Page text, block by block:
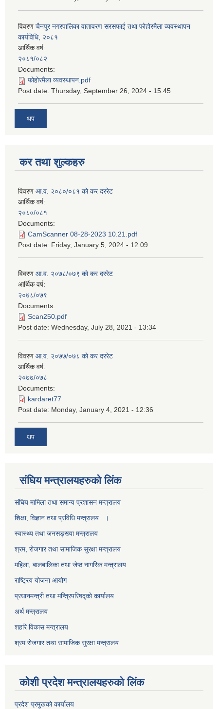
विवरण चैनपुर नगरपालिका वातावरण सरसफाई तथा फोहोरमैला व्यवस्थापन
कार्यविधि, २०८१
आर्थिक वर्ष:
२०८१/०८२
Documents:
फोहोरमैला व्यवस्थापन.pdf
Post date: Thursday, September 26, 2024 - 15:45
थप
कर तथा शुल्कहरु
विवरण आ.व. २०८०/०८१ को कर दररेट
आर्थिक वर्ष:
२०८०/०८१
Documents:
CamScanner 08-28-2023 10.21.pdf
Post date: Friday, January 5, 2024 - 12:09
विवरण आ.व. २०७८/०७९ को कर दररेट
आर्थिक वर्ष:
२०७८/०७९
Documents:
Scan250.pdf
Post date: Wednesday, July 28, 2021 - 13:34
विवरण आ.व. २०७७/०७८ को कर दररेट
आर्थिक वर्ष:
२०७७/०७८
Documents:
kardaret77
Post date: Monday, January 4, 2021 - 12:36
थप
स‌ंघिय मन्त्रालयहरुको लिंक
स‌ंघिय मामिला तथा समान्य प्रशासन मन्त्रालय
शिक्षा, विज्ञान तथा प्रविधि मन्त्रालय ।
स्वास्थ्य तथा जनसङ्ख्या मन्त्रालय
श्रम, रोजगार तथा सामाजिक सुरक्षा मन्त्रालय
महिला, बालबालिका तथा जेष्ठ नागरिक मन्त्रालय
राष्ट्रिय योजना आयोग
प्रधानमन्त्री तथा मन्त्रिपरिषद्को कार्यालय
अर्थ मन्त्रालय
शहरि विकास मन्त्रालय
श्रम रोजगार तथा सामाजिक सुरक्षा मन्त्रालय
कोशी प्रदेश मन्त्रालयहरुको लिंक
प्रदेश प्रमुखको कार्यालय